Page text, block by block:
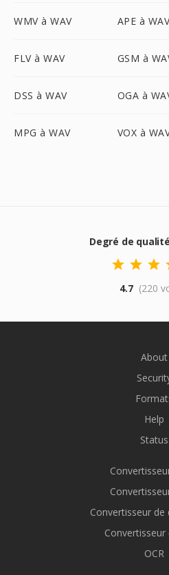
WMV à WAV APE à
FLV à WAV GSM à
DSS à WAV OGA à
MPG à WAV VOX à
Degré de
4.7 (220
About
Help
Status
Convertisseur de
Convertisseur
OCR